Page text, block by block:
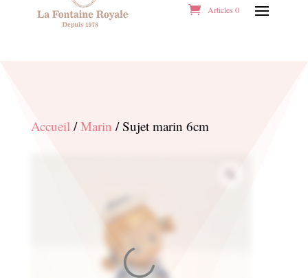
Articles 0
Accueil/Marin / Sujet marin 6cm